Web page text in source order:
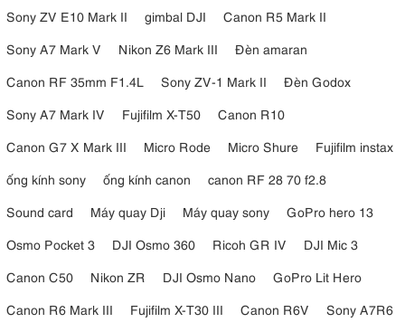
Sony ZV E10 Mark II
gimbal DJI
Canon R5 Mark II
Sony A7 Mark V
Nikon Z6 Mark III
Đèn amaran
Canon RF 35mm F1.4L
Sony ZV-1 Mark II
Đèn Godox
Sony A7 Mark IV
Fujifilm X-T50
Canon R10
Canon G7 X Mark III
Micro Rode Micro Shure
Fujifilm instax
ống kính sony
ống kính canon
canon RF 28 70 f2.8
Sound card
Máy quay Dji Máy quay sony
GoPro hero 13
Osmo Pocket 3
DJI Osmo 360 Ricoh GR IV
DJI Mic 3
Canon C50
Nikon ZR DJI Osmo Nano
GoPro Lit Hero
Canon R6 Mark III
Fujifilm X-T30 III Canon R6V
Sony A7R6